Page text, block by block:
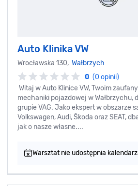
Auto Klinika VW
Wrocławska 130, Wałbrzych
0 (0 opinii)
Witaj w Auto Klinice VW, Twoim
mechaniki pojazdowej w Wałbrzychu,
grupie VAG. Jako ekspert w obszarze
Volkswagen, Audi, Škoda oraz SEAT,
jak o nasze własne....
Warsztat nie udostępnia